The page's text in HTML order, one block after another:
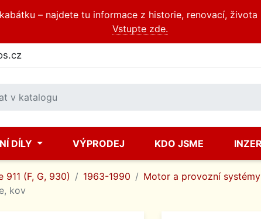
– najdete tu informace z historie, renovací,
Vstupte zde.
DÍLY VÝPRODEJ KDO JSME
911 (F, G, 930) 1963-1990 Motor a provozní systémy
kov